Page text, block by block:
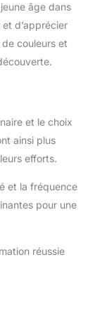
âge dans
d’apprécier
couleurs et
et le choix
ainsi plus
efforts.
et la fréquence
pour une
réussie